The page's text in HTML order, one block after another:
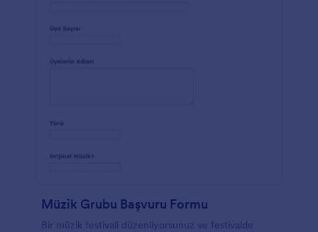
Müzik Grubu Başvuru Formu
Bir müzik festivali düzenliyorsunuz ve festivalde